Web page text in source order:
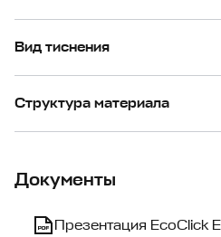
Вид тиснения
Структура материала
Документы
Презентация EcoClick